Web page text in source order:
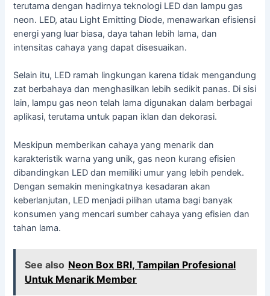
terutama dengan hadirnya teknologi LED dan lampu gas
neon. LED, atau Light Emitting Diode, menawarkan efisiensi
energi yang luar biasa, daya tahan lebih lama, dan
intensitas cahaya yang dapat disesuaikan.
Selain itu, LED ramah lingkungan karena tidak mengandung
zat berbahaya dan menghasilkan lebih sedikit panas. Di sisi
lain, lampu gas neon telah lama digunakan dalam berbagai
aplikasi, terutama untuk papan iklan dan dekorasi.
Meskipun memberikan cahaya yang menarik dan
karakteristik warna yang unik, gas neon kurang efisien
dibandingkan LED dan memiliki umur yang lebih pendek.
Dengan semakin meningkatnya kesadaran akan
keberlanjutan, LED menjadi pilihan utama bagi banyak
konsumen yang mencari sumber cahaya yang efisien dan
tahan lama.
See also Neon Box BRI, Tampilan Profesional
Untuk Menarik Member